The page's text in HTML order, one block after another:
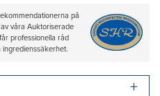
på
våra Auktoriserade
professionella råd
+